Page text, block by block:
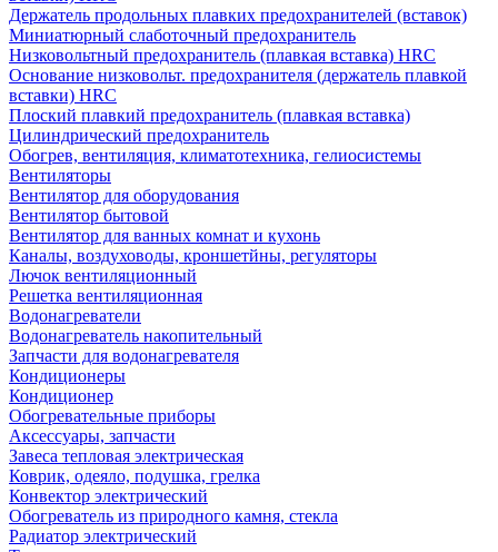
Держатель продольных плавких предохранителей (вставок)
Миниатюрный слаботочный предохранитель
Низковольтный предохранитель (плавкая вставка) HRC
Основание низковольт. предохранителя (держатель плавкой
вставки) HRC
Плоский плавкий предохранитель (плавкая вставка)
Цилиндрический предохранитель
Обогрев, вентиляция, климатотехника, гелиосистемы
Вентиляторы
Вентилятор для оборудования
Вентилятор бытовой
Вентилятор для ванных комнат и кухонь
Каналы, воздуховоды, кроншетйны, регуляторы
Лючок вентиляционный
Решетка вентиляционная
Водонагреватели
Водонагреватель накопительный
Запчасти для водонагревателя
Кондиционеры
Кондиционер
Обогревательные приборы
Аксессуары, запчасти
Завеса тепловая электрическая
Коврик, одеяло, подушка, грелка
Конвектор электрический
Обогреватель из природного камня, стекла
Радиатор электрический